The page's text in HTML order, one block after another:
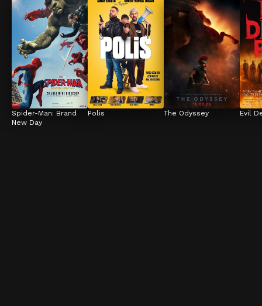
Spider-Man: Brand
New Day
Polis The Odyssey Evil